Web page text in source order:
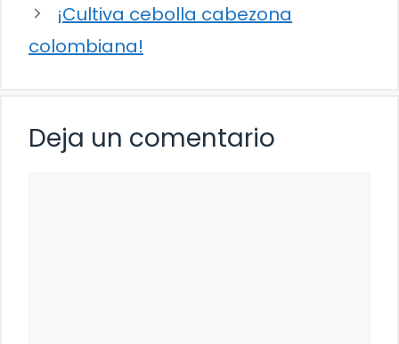
¡Cultiva cebolla cabezona
colombiana!
Deja un comentario